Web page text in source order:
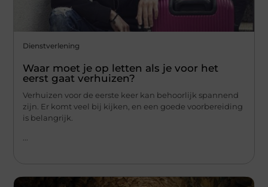
Dienstverlening
Waar moet je op letten als je voor het
eerst gaat verhuizen?
Verhuizen voor de eerste keer kan behoorlijk spannend
zijn. Er komt veel bij kijken, en een goede voorbereiding
is belangrijk.
...